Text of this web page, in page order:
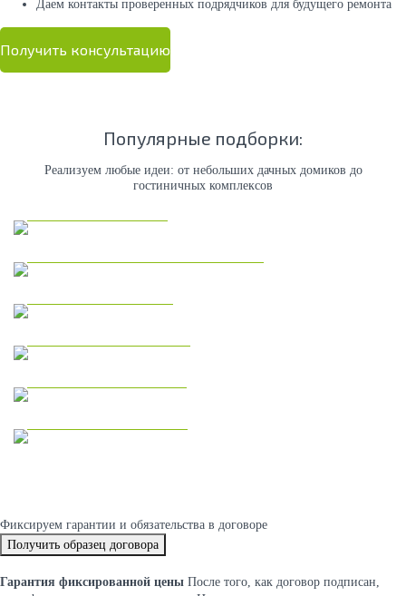
Даем контакты проверенных подрядчиков для будущего ремонта
Получить консультацию
Популярные подборки:
Реализуем любые идеи: от небольших дачных домиков до
гостиничных комплексов
Фиксируем гарантии и обязательства в договоре
Получить образец договора
Гарантия фиксированной цены После того, как договор подписан,